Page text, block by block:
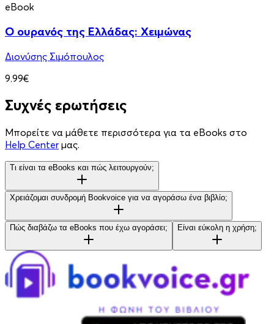
eBook
Ο ουρανός της Ελλάδας: Χειμώνας
Διονύσης Σιμόπουλος
9.99€
Συχνές ερωτήσεις
Μπορείτε να μάθετε περισσότερα για τα eBooks στο
Help Center μας.
Τι είναι τα eBooks και πώς λειτουργούν;
Χρειάζομαι συνδρομή Bookvoice για να αγοράσω ένα βιβλίο;
Πώς διαβάζω τα eBooks που έχω αγοράσει; Είναι εύκολη η χρήση;